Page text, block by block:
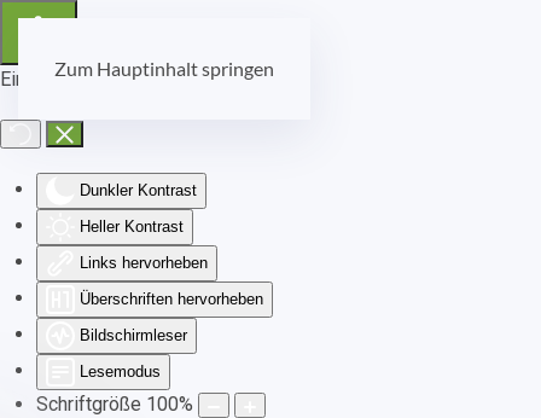
Eingabehilfen öffnen
Dunkler Kontrast
Heller Kontrast
Links hervorheben
Überschriften hervorheben
Bildschirmleser
Lesemodus
Schriftgröße 100%
Zum Hauptinhalt springen